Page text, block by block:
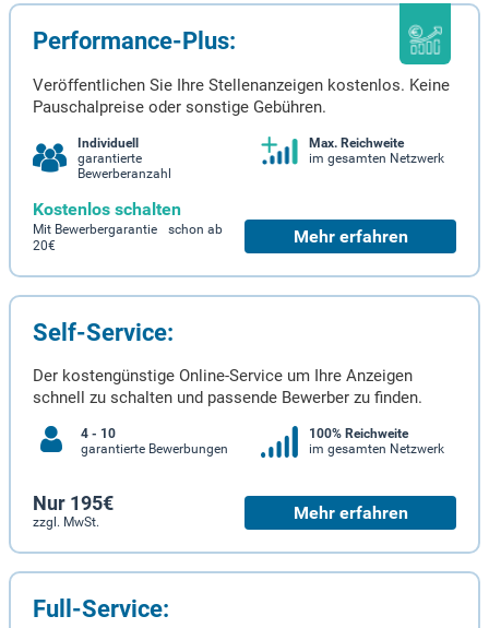
Performance-Plus:
Veröffentlichen Sie Ihre Stellenanzeigen kostenlos. Keine
Pauschalpreise oder sonstige Gebühren.
Individuell
garantierte
Bewerberanzahl
Max. Reichweite
im gesamten Netzwerk
Kostenlos schalten
Mit Bewerbergarantie schon ab
20€
Mehr erfahren
Self-Service:
Der kostengünstige Online-Service um Ihre Anzeigen
schnell zu schalten und passende Bewerber zu finden.
4 - 10
garantierte Bewerbungen
100% Reichweite
im gesamten Netzwerk
Nur 195€
zzgl. MwSt. Mehr erfahren
Full-Service: